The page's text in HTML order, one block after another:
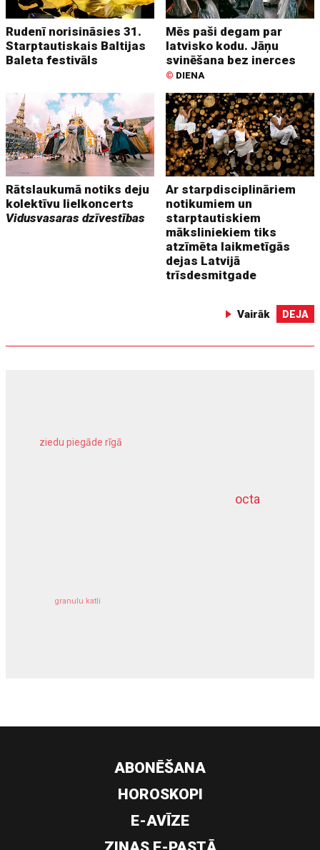
Rudenī norisināsies 31.
Starptautiskais Baltijas
Baleta festivāls
Mēs paši degam par
latvisko kodu. Jāņu
svinēšana bez inerces
© DIENA
Rātslaukumā notiks deju
kolektīvu lielkoncerts
Vidusvasaras dzīvestības
Ar starpdisciplināriem
notikumiem un
starptautiskiem
māksliniekiem tiks
atzīmēta laikmetīgās
dejas Latvijā
trīsdesmitgade
Vairāk DEJA
octa
ziedu piegāde rīgā
granulu katli
dziļurbums
ABONĒŠANA
HOROSKOPI
E-AVĪZE